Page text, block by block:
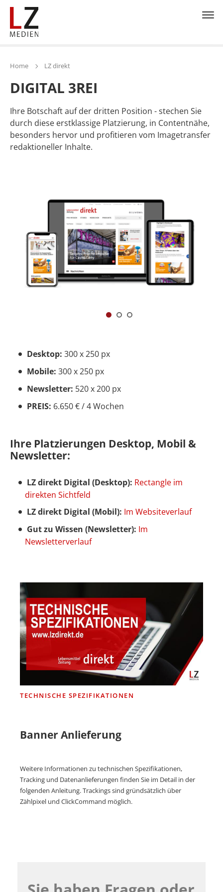
Home LZ direkt
DIGITAL 3REI
Ihre Botschaft auf der dritten Position - stechen Sie
durch diese erstklassige Platzierung, in Contentnähe,
besonders hervor und profitieren vom Imagetransfer
redaktioneller Inhalte.
Desktop: 300 x 250 px
Mobile: 300 x 250 px
Newsletter: 520 x 200 px
PREIS: 6.650 € / 4 Wochen
Ihre Platzierungen Desktop, Mobil &
Newsletter:
LZ direkt Digital (Desktop): Rectangle im
direkten Sichtfeld
LZ direkt Digital (Mobil): Im Websiteverlauf
Gut zu Wissen (Newsletter): Im
Newsletterverlauf
TECHNISCHE SPEZIFIKATIONEN
Banner Anlieferung
Weitere Informationen zu technischen Spezifikationen,
Tracking und Datenanlieferungen finden Sie im Detail in der
folgenden Anleitung. Trackings sind gründsätzlich über
Zählpixel und ClickCommand möglich.